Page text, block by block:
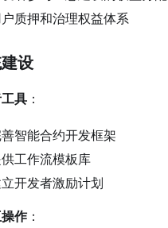
质押和治理权益体系
设
具 ：
智能合约开发框架
工作流模板库
开发者激励计划
作：